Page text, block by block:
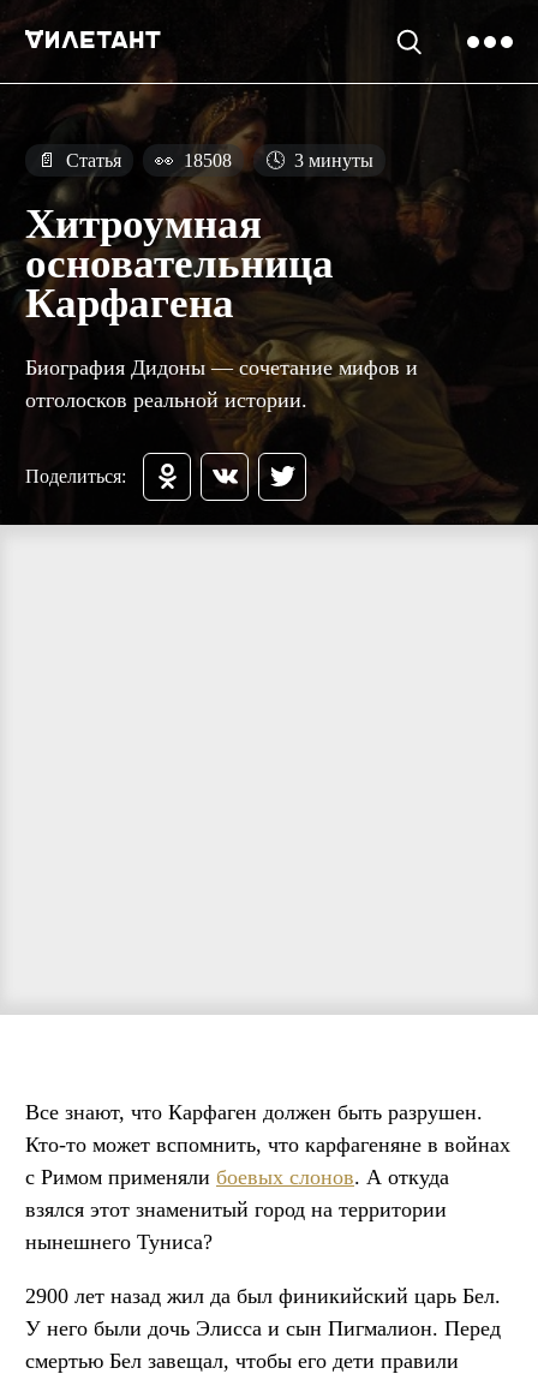
📄 Статья 👀 18508 🕓 3 минуты
Хитроумная
основательница
Карфагена
Биография Дидоны — сочетание мифов и
отголосков реальной истории.
Поделиться:
Все знают, что Карфаген должен быть разрушен.
Кто-то может вспомнить, что карфагеняне в войнах
с Римом применяли боевых слонов. А откуда
взялся этот знаменитый город на территории
нынешнего Туниса?
2900 лет назад жил да был финикийский царь Бел.
У него были дочь Элисса и сын Пигмалион. Перед
смертью Бел завещал, чтобы его дети правили